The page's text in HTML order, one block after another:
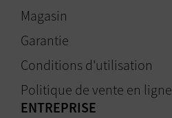
Magasin
Garantie
Conditions d'utilisation
Politique de vente en ligne
ENTREPRISE